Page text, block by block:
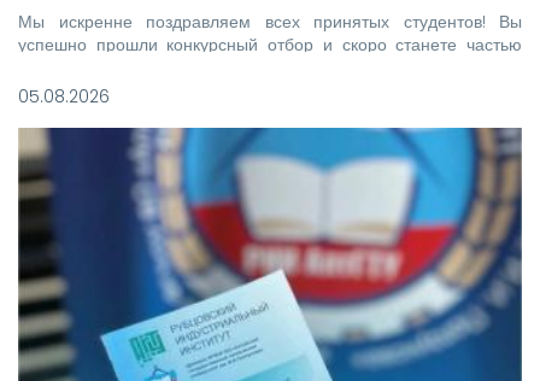
Мы искренне поздравляем всех принятых студентов! Вы
успешно прошли конкурсный отбор и скоро станете частью
05.08.2026